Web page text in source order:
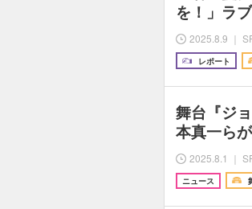
を！」ラ
2025.8.9 ｜
レポート
舞台『ジ
本真一ら
2025.8.1 ｜
ニュース